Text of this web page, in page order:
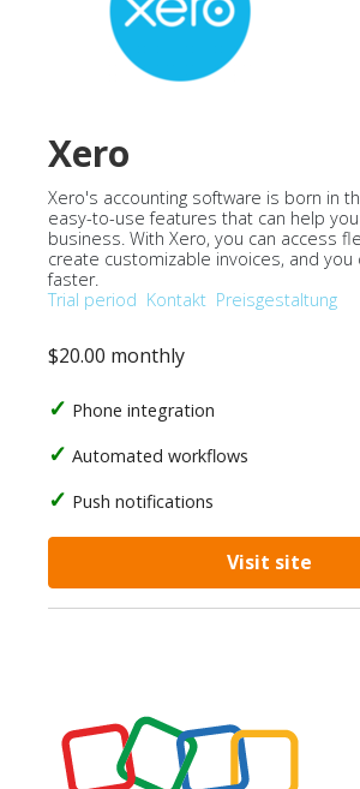
Xero
Xero's accounting software is born in
easy-to-use features that can help
business. With Xero, you can access
create customizable invoices, and you
faster.
Trial period Kontakt Preisgestaltung
$20.00 monthly
Phone integration
Automated workflows
Push notifications
Visit site